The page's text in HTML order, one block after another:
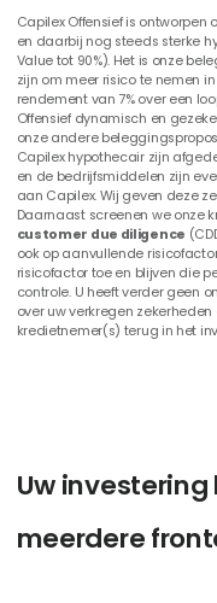
Capilex Offensief is
en daarbij nog steeds sterke
Value tot 90%). Het is onze
zijn om meer risico te nemen
rendement van 7% over een
Offensief dynamisch en
onze andere
Capilex hypothecair zijn
en de bedrijfsmiddelen zijn
aan Capilex. Wij geven deze
Daarnaast screenen we onze
customer due diligence
ook op aanvullende
risicofactor toe en blijven die
controle. U heeft verder geen
over uw verkregen
kredietnemer(s) terug in het
Uwinvestering
meerderefront